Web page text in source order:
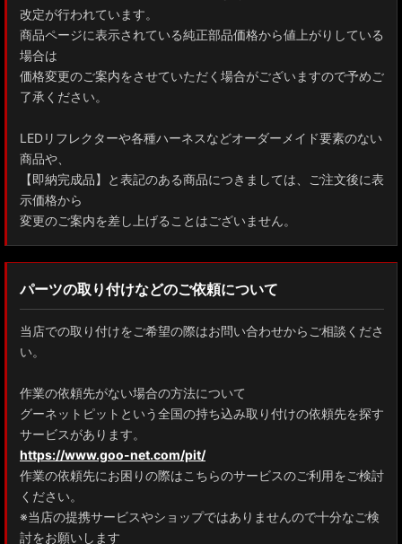
MXPJ10/15 MXPB10/15 ヤリスクロス
ZYX10 NGX50 C-HR
AAHH40W/AAHH45W/TAHA40W ヴェルファイア
AAHH40W/AAHH45W/AGH40W アルファード
AYH30/GGH30/35/AGH30/35 ヴェルファイア
AYH30/GGH30/35/AGH30/35 アルファード
ACR50 エスティマ
ZWR90W/ZWR95W/MZRA90W/MZRA95W ノア/ヴォクシー
ZRR80 ノア/ヴォクシー
NHP17/NSP17NCP17 シエンタ
M900A/M910A ルーミー
A200A/A210A ライズ
E52 エルグランド
改定が行われています。
商品ページに表示されている純正部品価格から値上がりしている
場合は
価格変更のご案内をさせていただく場合がございますので予めご
了承ください。
LEDリフレクターや各種ハーネスなどオーダーメイド要素のない
商品や、
【即納完成品】と表記のある商品につきましては、ご注文後に表
示価格から
変更のご案内を差し上げることはございません。
パーツの取り付けなどのご依頼について
当店での取り付けをご希望の際はお問い合わせからご相談くださ
い。
作業の依頼先がない場合の方法について
グーネットピットという全国の持ち込み取り付けの依頼先を探す
サービスがあります。
https://www.goo-net.com/pit/
作業の依頼先にお困りの際はこちらのサービスのご利用をご検討
ください。
※当店の提携サービスやショップではありませんので十分なご検
討をお願いします